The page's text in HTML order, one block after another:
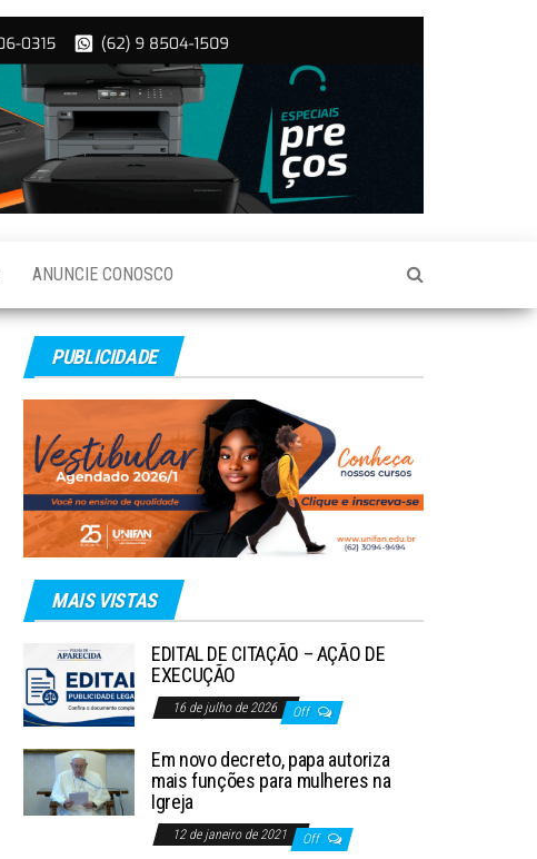
ANUNCIE CONOSCO
PUBLICIDADE
MAIS VISTAS
EDITAL DE CITAÇÃO – AÇÃO DE
EXECUÇÃO
16 de julho de 2026 Off
Em novo decreto, papa autoriza
mais funções para mulheres na
Igreja
12 de janeiro de 2021 Off